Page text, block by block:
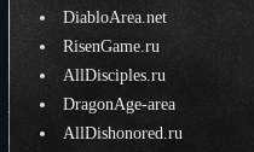
DiabloArea.net
RisenGame.ru
AllDisciples.ru
DragonAge-area
AllDishonored.ru